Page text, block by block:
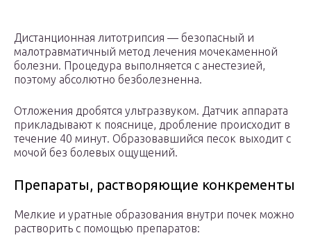
Дистанционная литотрипсия — безопасный и
малотравматичный метод лечения мочекаменной
болезни. Процедура выполняется с анестезией,
поэтому абсолютно безболезненна.
Отложения дробятся ультразвуком. Датчик аппарата
прикладывают к пояснице, дробление происходит в
течение 40 минут. Образовавшийся песок выходит с
мочой без болевых ощущений.
Препараты, растворяющие конкременты
Мелкие и уратные образования внутри почек можно
растворить с помощью препаратов: